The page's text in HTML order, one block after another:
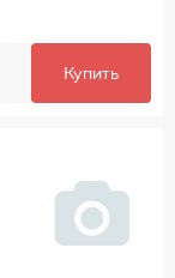
Купить